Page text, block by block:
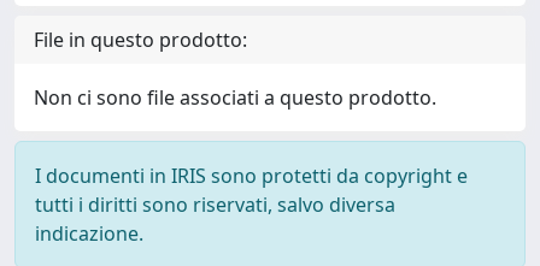
File in questo prodotto:
Non ci sono file associati a questo prodotto.
I documenti in IRIS sono protetti da copyright e
tutti i diritti sono riservati, salvo diversa
indicazione.